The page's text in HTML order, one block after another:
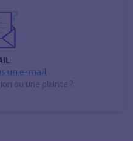
un e-mail
ou une plainte ?